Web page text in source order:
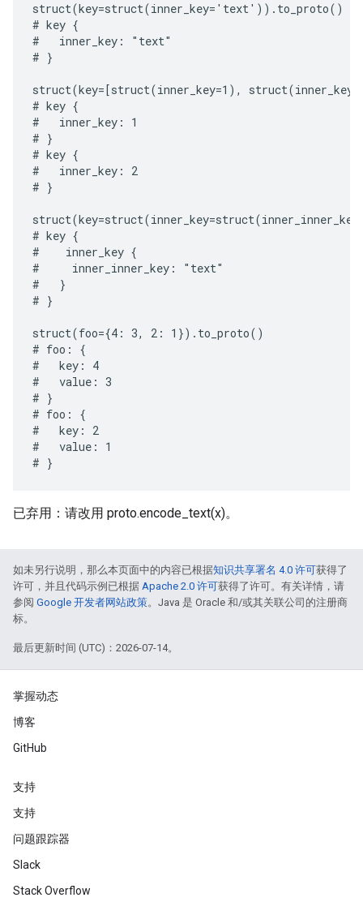
struct(key=struct(inner_key='text')).to_proto()
# key {
#   inner_key: "text"
# }
struct(key=[struct(inner_key=1),
# key {
#   inner_key: 1
# }
# key {
#   inner_key: 2
# }
# key {
#    inner_key {
#     inner_inner_key: "text"
#   }
# }
struct(foo={4: 3, 2: 1}).to_proto()
# foo: {
#   key: 4
#   value: 3
# }
# foo: {
#   key: 2
#   value: 1
已弃用：请改用 proto.encode_text(x)。
如未另行说明，那么本页面中的内容已根据知识共享署名 4.0 许可获得了
许可，并且代码示例已根据 Apache 2.0 许可获得了许可。有关详情，请
参阅 Google 开发者网站政策。Java 是 Oracle 和/或其关联公司的注册商
标。
最后更新时间 (UTC)：2026-07-14。
掌握动态
博客
GitHub
支持
支持
问题跟踪器
Slack
Stack Overflow